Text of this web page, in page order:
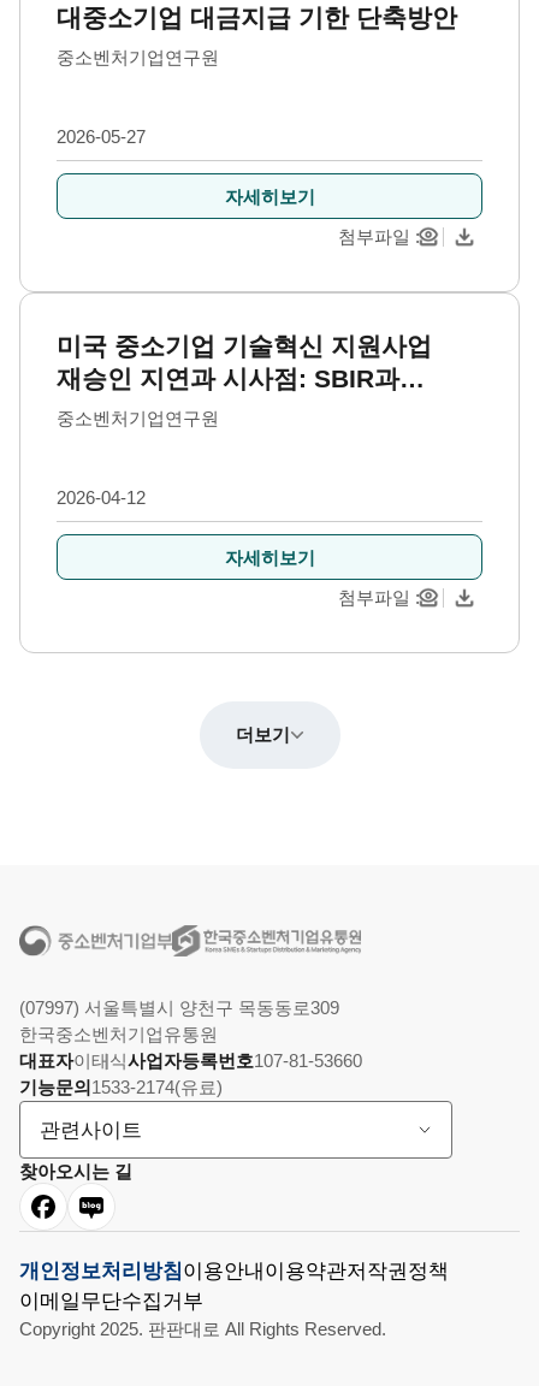
대중소기업 대금지급 기한 단축방안
중소벤처기업연구원
2026-05-27
자세히보기
첨부파일
미국 중소기업 기술혁신 지원사업
재승인 지연과 시사점: SBIR과
STTR을 중심으로
중소벤처기업연구원
2026-04-12
자세히보기
첨부파일
더보기
(07997) 서울특별시 양천구 목동동로309
한국중소벤처기업유통원
대표자이태식사업자등록번호107-81-53660
기능문의1533-2174(유료)
관련사이트
찾아오시는 길
개인정보처리방침이용안내이용약관저작권정책
이메일무단수집거부
Copyright 2025. 판판대로 All Rights Reserved.